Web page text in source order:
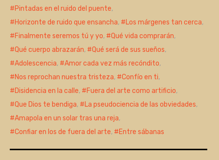
Pintadas en el ruido del puente,
Horizonte de ruido que ensancha, Los márgenes tan cerca,
Finalmente seremos tú y yo, Qué vida comprarán,
Qué cuerpo abrazarán, Qué será de sus sueños,
Adolescencia, Amor cada vez más recóndito,
Nos reprochan nuestra tristeza, Confío en ti,
Disidencia en la calle, Fuera del arte como artificio,
Que Dios te bendiga, La pseudociencia de las obviedades,
Amapola en un solar tras una reja,
Confiar en los de fuera del arte, Entre sábanas